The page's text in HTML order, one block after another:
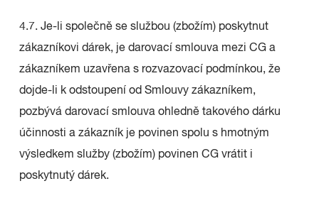
4.7. Je-li společně se službou (zbožím) poskytnut
zákazníkovi dárek, je darovací smlouva mezi CG a
zákazníkem uzavřena s rozvazovací podmínkou, že
dojde-li k odstoupení od Smlouvy zákazníkem,
pozbývá darovací smlouva ohledně takového dárku
účinnosti a zákazník je povinen spolu s hmotným
výsledkem služby (zbožím) povinen CG vrátit i
poskytnutý dárek.